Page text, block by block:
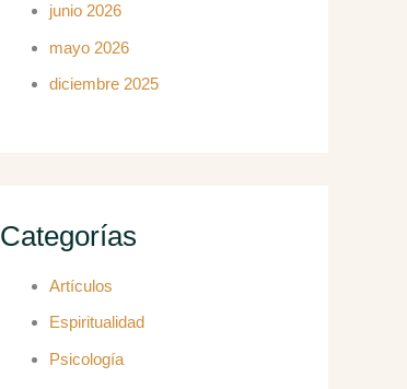
junio 2026
mayo 2026
diciembre 2025
Categorías
Artículos
Espiritualidad
Psicología